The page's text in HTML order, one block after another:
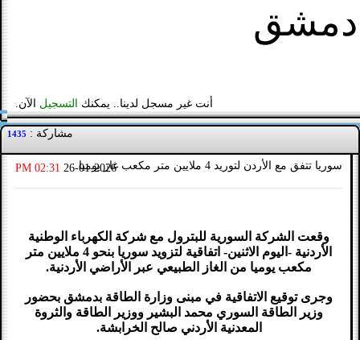
دمشق
أنت غير مسجل لدينا.. يمكنك التسجيل الآن.
مشاركة : 1435
سوريا تتفق مع الأردن لتوريد 4 ملايين متر مكعب غاز يوميا 26-01-2026
02:31 PM
وقعت الشركة السورية للبترول مع شركة الكهرباء الوطنية
الأردنية -اليوم الاثنين- اتفاقية لتزويد سوريا بنحو 4 ملايين متر
مكعب يوميا من الغاز الطبيعي عبر الأراضي الأردنية.
وجرى توقيع الاتفاقية في مبنى وزارة الطاقة بدمشق بحضور
وزير الطاقة السوري محمد البشير ووزير الطاقة والثروة
المعدنية الأردني صالح الخرابشة.